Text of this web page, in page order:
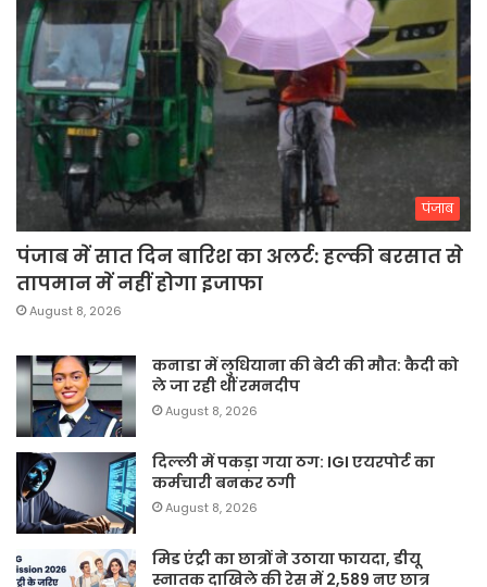
पंजाब
पंजाब में सात दिन बारिश का अलर्ट: हल्की बरसात से
तापमान में नहीं होगा इजाफा
August 8, 2026
कनाडा में लुधियाना की बेटी की माैत: कैदी को
ले जा रही थीं रमनदीप
August 8, 2026
दिल्ली में पकड़ा गया ठग: IGI एयरपोर्ट का
कर्मचारी बनकर ठगी
August 8, 2026
मिड एंट्री का छात्रों ने उठाया फायदा, डीयू
स्नातक दाखिले की रेस में 2,589 नए छात्र